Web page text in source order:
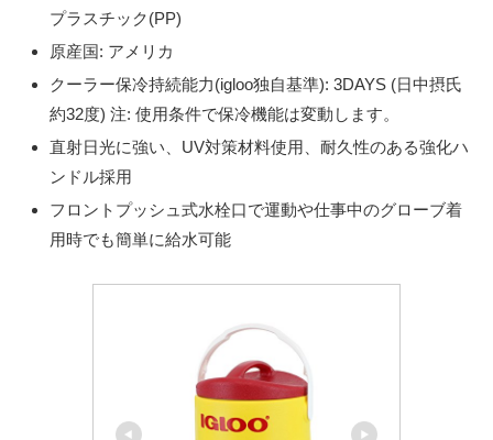
プラスチック(PP)
原産国: アメリカ
クーラー保冷持続能力(igloo独自基準): 3DAYS (日中摂氏
約32度) 注: 使用条件で保冷機能は変動します。
直射日光に強い、UV対策材料使用、耐久性のある強化ハ
ンドル採用
フロントプッシュ式水栓口で運動や仕事中のグローブ着
用時でも簡単に給水可能